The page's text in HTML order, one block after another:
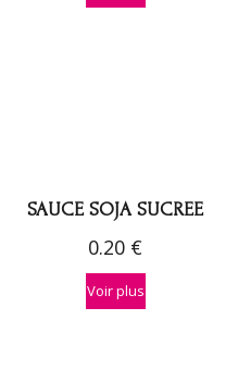
SAUCE SOJA SUCREE
0.20 €
Voir plus